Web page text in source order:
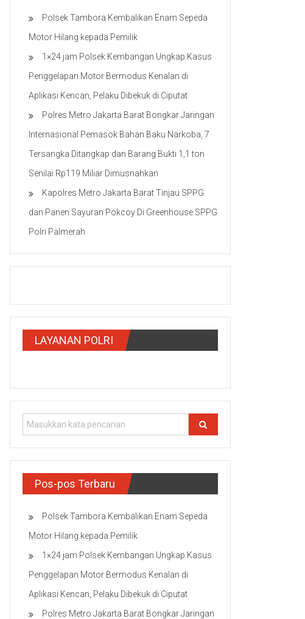
Polsek Tambora Kembalikan Enam Sepeda
Motor Hilang kepada Pemilik
1×24 jam Polsek Kembangan Ungkap Kasus
Penggelapan Motor Bermodus Kenalan di
Aplikasi Kencan, Pelaku Dibekuk di Ciputat
Polres Metro Jakarta Barat Bongkar Jaringan
Internasional Pemasok Bahan Baku Narkoba, 7
Tersangka Ditangkap dan Barang Bukti 1,1 ton
Senilai Rp119 Miliar Dimusnahkan
Kapolres Metro Jakarta Barat Tinjau SPPG
dan Panen Sayuran Pokcoy Di Greenhouse SPPG
Polri Palmerah
LAYANAN POLRI
Pos-pos Terbaru
Polsek Tambora Kembalikan Enam Sepeda
Motor Hilang kepada Pemilik
1×24 jam Polsek Kembangan Ungkap Kasus
Penggelapan Motor Bermodus Kenalan di
Aplikasi Kencan, Pelaku Dibekuk di Ciputat
Polres Metro Jakarta Barat Bongkar Jaringan